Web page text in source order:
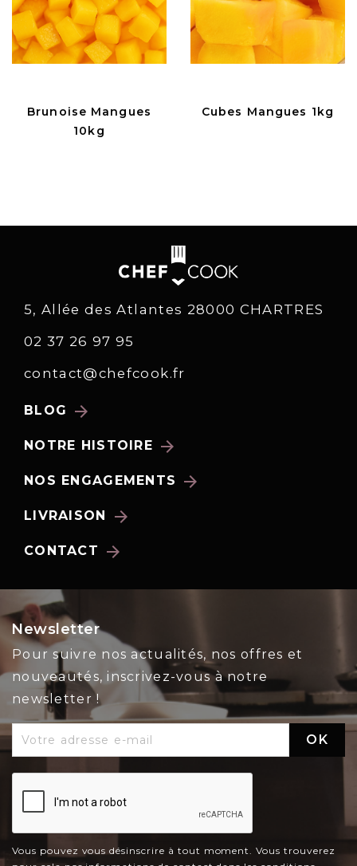
Brunoise Mangues
10kg
Cubes Mangues 1kg
5, Allée des Atlantes 28000 CHARTRES
02 37 26 97 95
contact@chefcook.fr
BLOG arrow_forward
NOTRE HISTOIRE arrow_forward
NOS ENGAGEMENTS arrow_forward
LIVRAISON arrow_forward
CONTACT arrow_forward
Newsletter
Pour suivre nos actualités, nos offres et
nouveautés, inscrivez-vous à notre
newsletter !
Vous pouvez vous désinscrire à tout moment. Vous trouverez